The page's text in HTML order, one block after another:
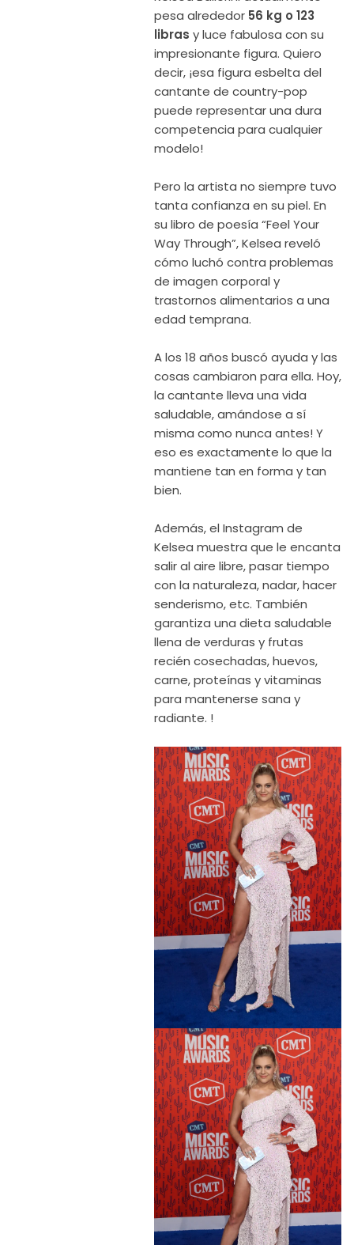
pesa alrededor 56 kg o 123
libras y luce fabulosa con su
impresionante figura. Quiero
decir, ¡esa figura esbelta del
cantante de country-pop
puede representar una dura
competencia para cualquier
modelo!
Pero la artista no siempre tuvo
tanta confianza en su piel. En
su libro de poesía “Feel Your
Way Through”, Kelsea reveló
cómo luchó contra problemas
de imagen corporal y
trastornos alimentarios a una
edad temprana.
A los 18 años buscó ayuda y las
cosas cambiaron para ella. Hoy,
la cantante lleva una vida
saludable, amándose a sí
misma como nunca antes! Y
eso es exactamente lo que la
mantiene tan en forma y tan
bien.
Además, el Instagram de
Kelsea muestra que le encanta
salir al aire libre, pasar tiempo
con la naturaleza, nadar, hacer
senderismo, etc. También
garantiza una dieta saludable
llena de verduras y frutas
recién cosechadas, huevos,
carne, proteínas y vitaminas
para mantenerse sana y
radiante. !